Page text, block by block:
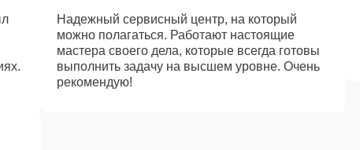
Надежный сервисный центр, на который
можно полагаться. Работают настоящие
мастера своего дела, которые всегда готовы
выполнить задачу на высшем уровне. Очень
рекомендую!